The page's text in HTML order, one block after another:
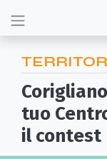
tuo
il contest